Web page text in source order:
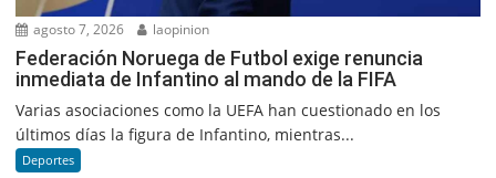
agosto 7, 2026 laopinion
Federación Noruega de Futbol exige renuncia
inmediata de Infantino al mando de la FIFA
Varias asociaciones como la UEFA han cuestionado en los
últimos días la figura de Infantino, mientras...
Deportes